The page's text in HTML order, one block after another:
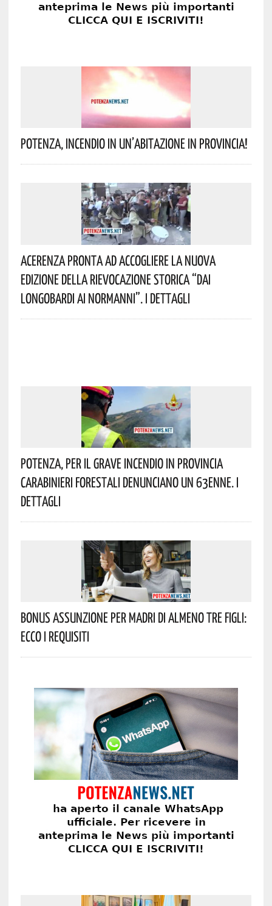
Potenza, Incendio In Un’abitazione In Provincia!
Acerenza Pronta Ad Accogliere La Nuova
Edizione Della Rievocazione Storica “Dai
Longobardi Ai Normanni”. I Dettagli
Potenza, Per Il Grave Incendio In Provincia
Carabinieri Forestali Denunciano Un 63enne. I
Dettagli
Bonus Assunzione Per Madri Di Almeno Tre Figli:
Ecco I Requisiti